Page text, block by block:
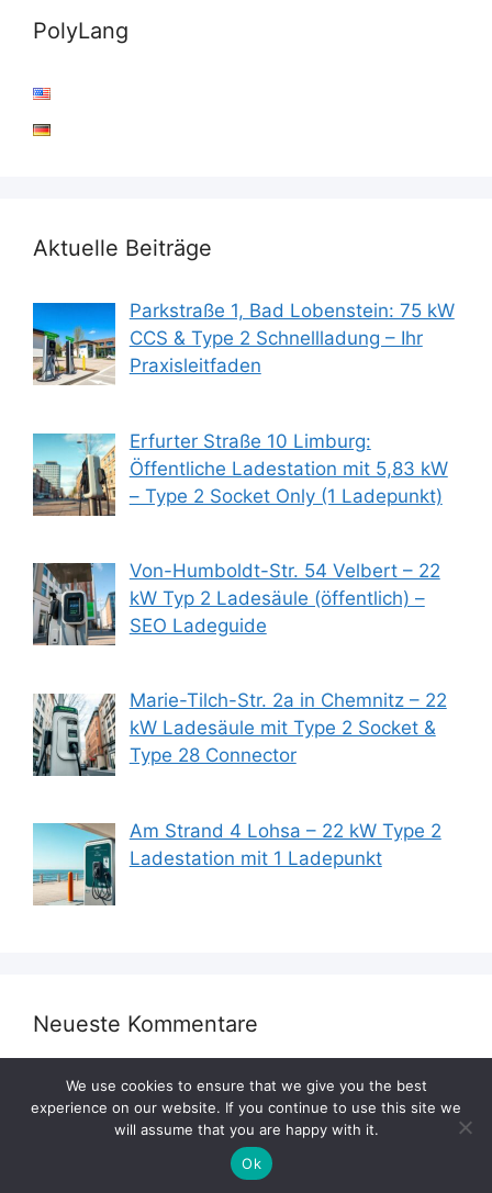
PolyLang
Aktuelle Beiträge
Parkstraße 1, Bad Lobenstein: 75 kW
CCS & Type 2 Schnellladung – Ihr
Praxisleitfaden
Erfurter Straße 10 Limburg:
Öffentliche Ladestation mit 5,83 kW
– Type 2 Socket Only (1 Ladepunkt)
Von-Humboldt-Str. 54 Velbert – 22
kW Typ 2 Ladesäule (öffentlich) –
SEO Ladeguide
Marie-Tilch-Str. 2a in Chemnitz – 22
kW Ladesäule mit Type 2 Socket &
Type 28 Connector
Am Strand 4 Lohsa – 22 kW Type 2
Ladestation mit 1 Ladepunkt
Neueste Kommentare
We use cookies to ensure that we give you the best
experience on our website. If you continue to use this site we
will assume that you are happy with it.
Ok